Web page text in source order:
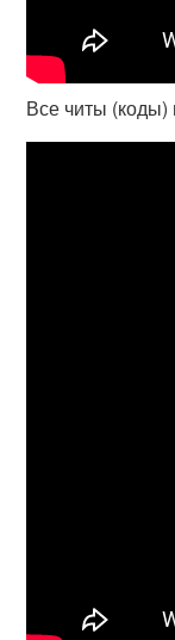
Все читы (коды)